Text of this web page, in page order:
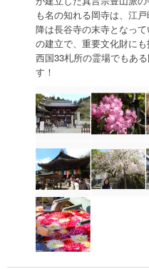
も名の知れる岡寺は、江
降は長谷寺の末寺となっ
の建立で、重要文化財にも
西国33札所の霊場でもあ
す！